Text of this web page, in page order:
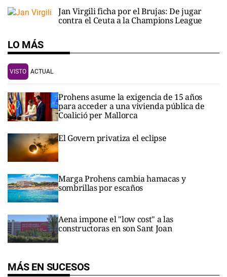
Jan Virgili ficha por el Brujas: De jugar
contra el Ceuta a la Champions League
LO MÁS
VISTO ACTUAL
Prohens asume la exigencia de 15 años
para acceder a una vivienda pública de
Coalició per Mallorca
El Govern privatiza el eclipse
Marga Prohens cambia hamacas y
sombrillas por escaños
Aena impone el "low cost" a las
constructoras en son Sant Joan
MÁS EN SUCESOS